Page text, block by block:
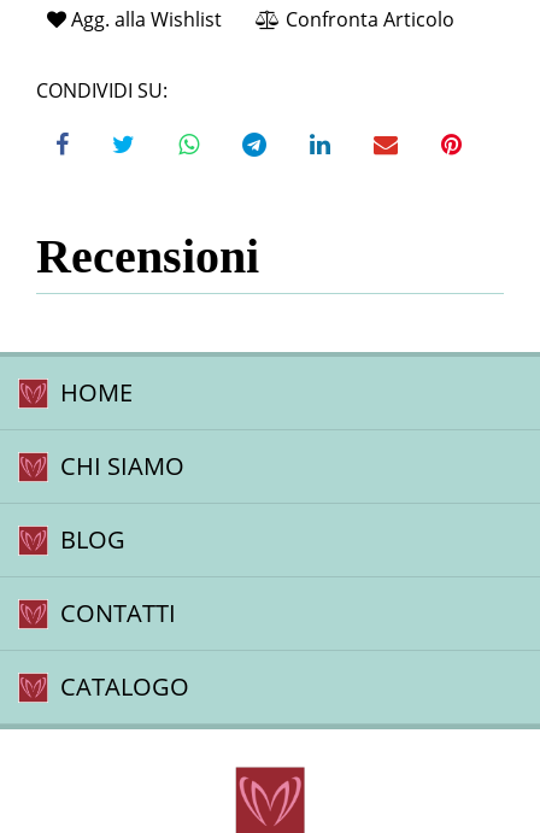
Agg. alla Wishlist Confronta Articolo
CONDIVIDI SU:
Recensioni
HOME
CHI SIAMO
BLOG
CONTATTI
CATALOGO